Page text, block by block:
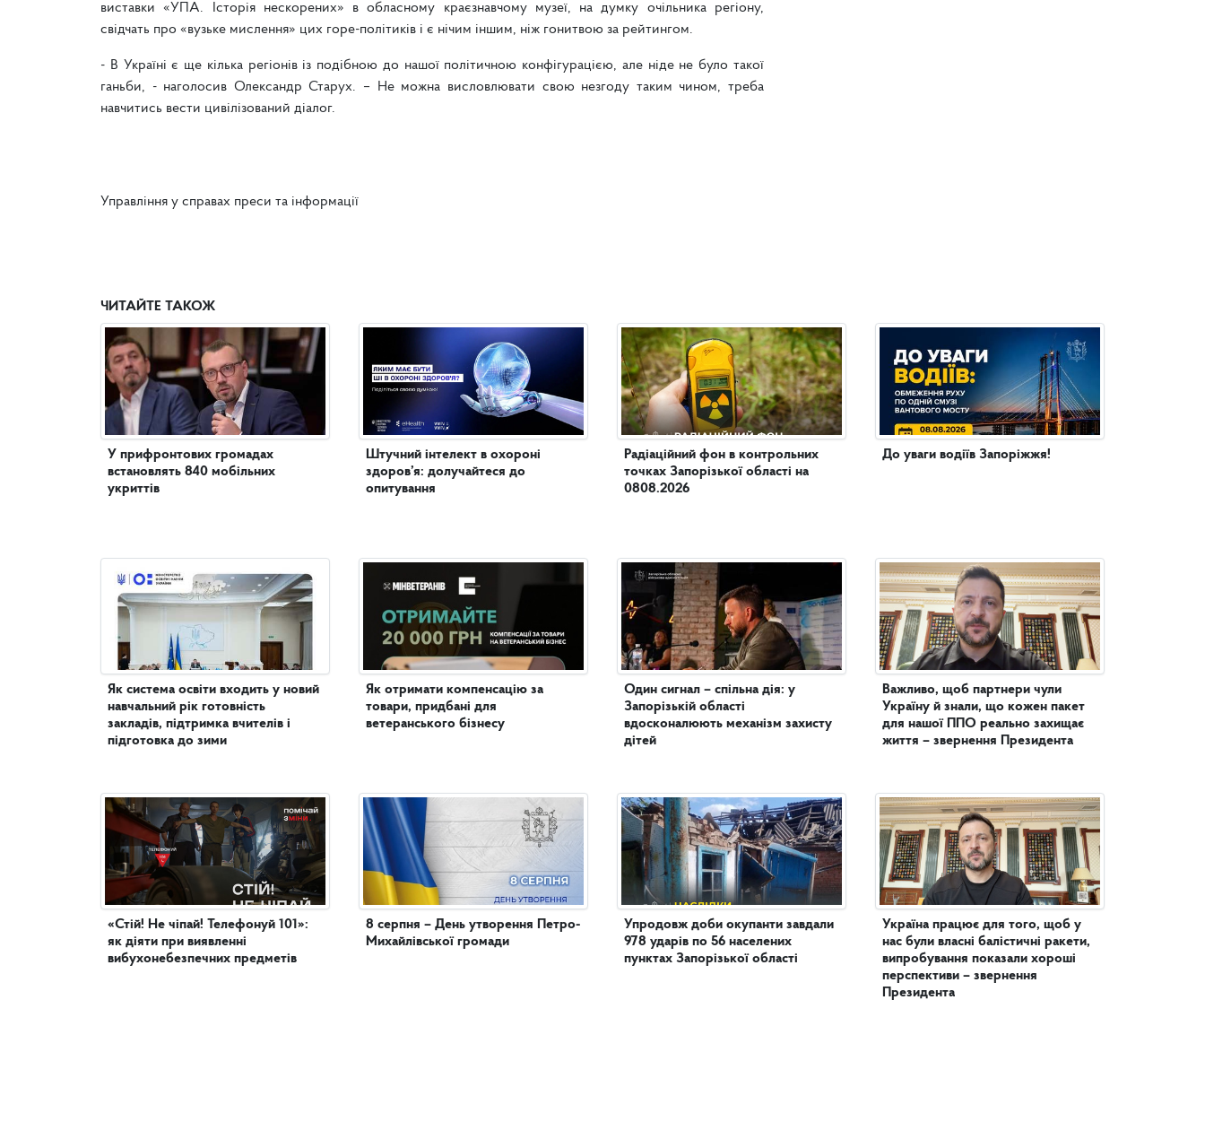
виставки «УПА. Історія нескорених» в обласному краєзнавчому музеї, на думку очільника регіону,
свідчать про «вузьке мислення» цих горе-політиків і є нічим іншим, ніж гонитвою за рейтингом.
- В Україні є ще кілька регіонів із подібною до нашої політичною конфігурацією, але ніде не було такої
ганьби, - наголосив Олександр Старух. – Не можна висловлювати свою незгоду таким чином, треба
навчитись вести цивілізований діалог.
Управління у справах преси та інформації
ЧИТАЙТЕ ТАКОЖ
У прифронтових громадах
встановлять 840 мобільних
укриттів
Як система освіти входить у новий
навчальний рік готовність
закладів, підтримка вчителів і
підготовка до зими
«Стій! Не чіпай! Телефонуй 101»:
як діяти при виявленні
вибухонебезпечних предметів
Штучний інтелект в охороні
здоров’я: долучайтеся до
опитування
Як отримати компенсацію за
товари, придбані для
ветеранського бізнесу
8 серпня – День утворення Петро-
Михайлівської громади
Радіаційний фон в контрольних
точках Запорізької області на
0808.2026
Один сигнал – спільна дія: у
Запорізькій області
вдосконалюють механізм захисту
дітей
Упродовж доби окупанти завдали
978 ударів по 56 населених
пунктах Запорізької області
До уваги водіїв Запоріжжя!
Важливо, щоб партнери чули
Україну й знали, що кожен пакет
для нашої ППО реально захищає
життя – звернення Президента
Україна працює для того, щоб у
нас були власні балістичні ракети,
випробування показали хороші
перспективи – звернення
Президента